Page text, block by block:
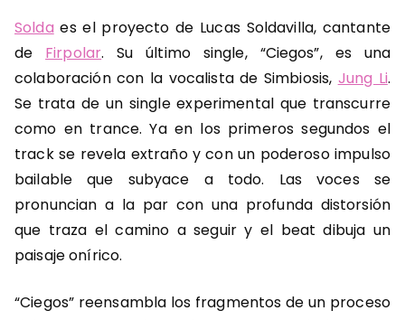
Solda es el proyecto de Lucas Soldavilla, cantante
de Firpolar. Su último single, “Ciegos”, es una
colaboración con la vocalista de Simbiosis, Jung Li.
Se trata de un single experimental que transcurre
como en trance. Ya en los primeros segundos el
track se revela extraño y con un poderoso impulso
bailable que subyace a todo. Las voces se
pronuncian a la par con una profunda distorsión
que traza el camino a seguir y el beat dibuja un
paisaje onírico.
“Ciegos” reensambla los fragmentos de un proceso